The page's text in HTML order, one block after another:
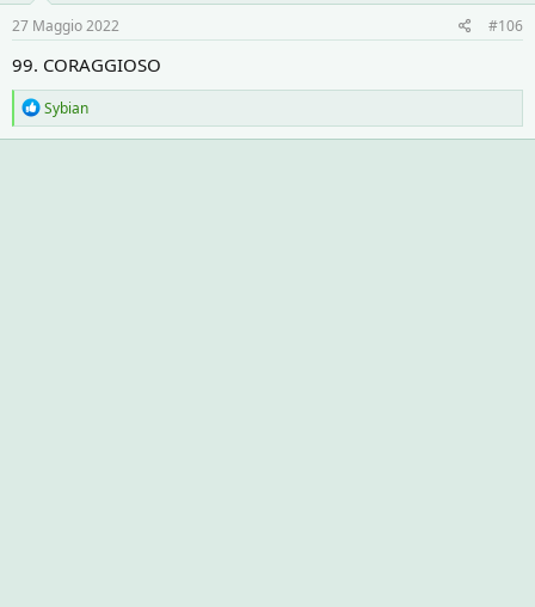
27 Maggio 2022 #106
99. CORAGGIOSO
R
e
a
Sybian